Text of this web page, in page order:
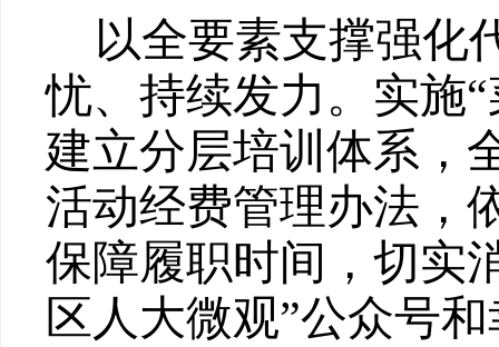
以全要素支撑强化
忧、持续发力。实施
建立分层培训体系，
活动经费管理办法，
保障履职时间，切实
区人大微观”公众号